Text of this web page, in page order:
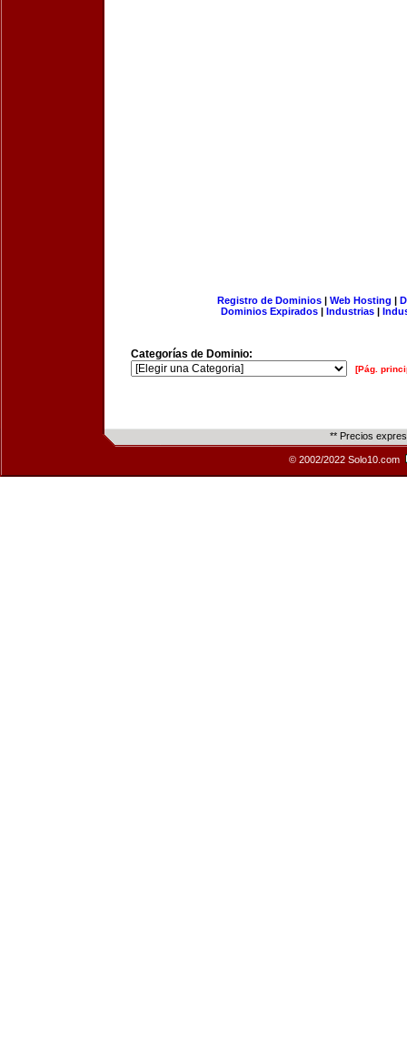
Registro de Dominios| Web Hosting |
Dominios Expirados | Industrias |
Categorías de Dominio:
[Pág.
** Precios
© 2002/2022 Solo10.com